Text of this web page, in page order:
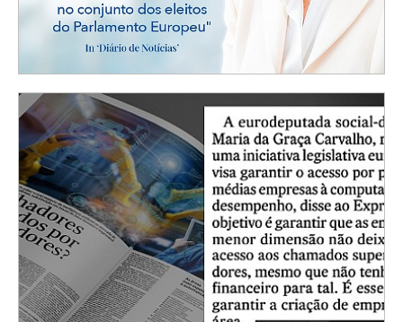
COMUNICADOS| 28-03-2024 in Newsletter
INCLUI
Os jovens portugueses e a Europa
ARTIGOS DE OPINIÃO | 27-03-2024 in Diário de Notícias